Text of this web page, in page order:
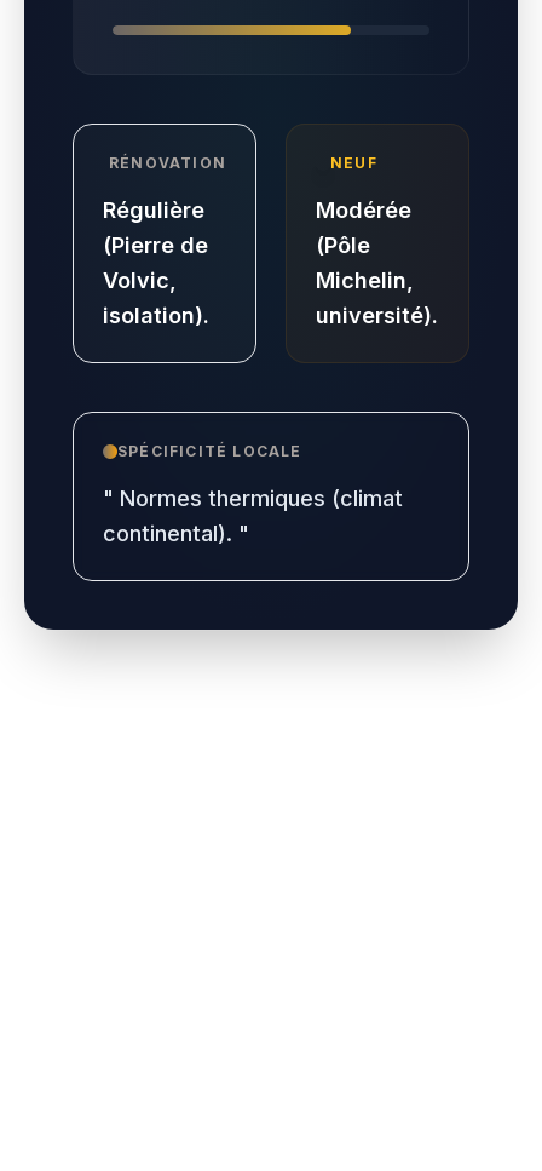
RÉNOVATION
Régulière
(Pierre de
Volvic,
isolation).
NEUF
Modérée
(Pôle
Michelin,
université).
SPÉCIFICITÉ LOCALE
" Normes thermiques (climat
continental). "